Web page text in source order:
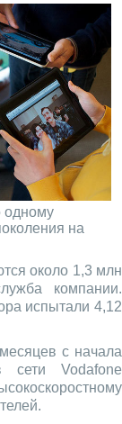
одному
на
около 1,3 млн
компании.
испытали 4,12
с начала
сети Vodafone